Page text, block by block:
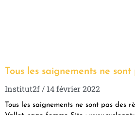
Tous les saignements ne
Institut2f 14 février 2022
Tous les saignements ne sont pas des